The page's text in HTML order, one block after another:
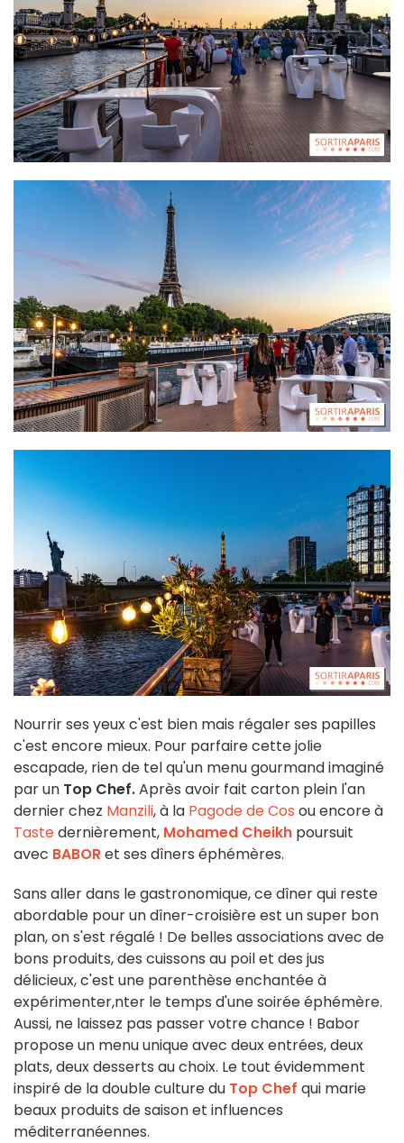
Nourrir ses yeux c'est bien mais régaler ses papilles
c'est encore mieux. Pour parfaire cette jolie
escapade, rien de tel qu'un menu gourmand imaginé
par un Top Chef.Après avoir fait carton plein l'an
dernier chez Manzili, à la Pagode de Cos ou encore à
Tastedernièrement, Mohamed Cheikh poursuit
avec BABORet ses dîners éphémères.
Sans aller dans le gastronomique, ce dîner qui reste
abordable pour un dîner-croisière est un super bon
plan, on s'est régalé ! De belles associations avec de
bons produits, des cuissons au poil et des jus
délicieux, c'est une parenthèse enchantée à
expérimenter,nter le temps d'une soirée éphémère.
Aussi, ne laissez pas passer votre chance ! Babor
propose un menu unique avec deux entrées, deux
plats, deux desserts au choix. Le tout évidemment
inspiré de la double culture du Top Chef qui marie
beaux produits de saison et influences
méditerranéennes.